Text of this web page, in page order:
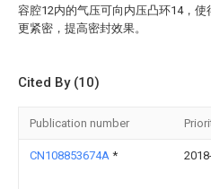
容腔12内的气压可向内压凸环14，使
更紧密，提高密封效果。
Cited By (10)
Publication number
CN108853674A *